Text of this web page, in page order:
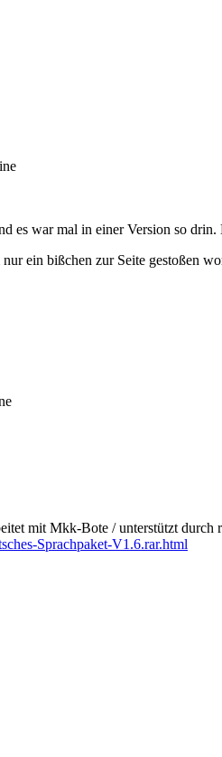
es war mal in einer Version so
ein bißchen zur Seite gestoßen
mit Mkk-Bote / unterstützt durch
Sprachpaket-V1.6.rar.html